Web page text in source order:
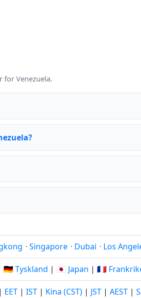
Venezuela.
· Singapore · Dubai · Los
🇩🇪 Tyskland | 🇯🇵 Japan | 🇫🇷
| EET | IST | Kina (CST) | JST | AEST |